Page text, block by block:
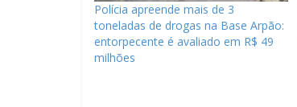
Polícia apreende mais de 3
toneladas de drogas na Base Arpão:
entorpecente é avaliado em R$ 49
milhões